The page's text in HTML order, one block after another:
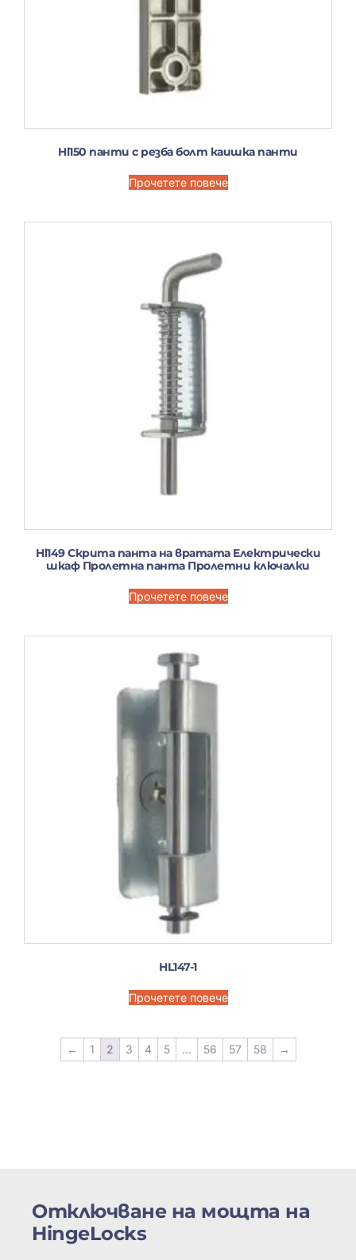
Hl150 панти с резба болт каишка панти
Прочетете повече
Hl149 Скрита панта на вратата Електрически
шкаф Пролетна панта Пролетни ключалки
Прочетете повече
HL147-1
Прочетете повече
← 1 2 3 4 5 ... 56 57 58 →
Отключване на мощта на
HingeLocks